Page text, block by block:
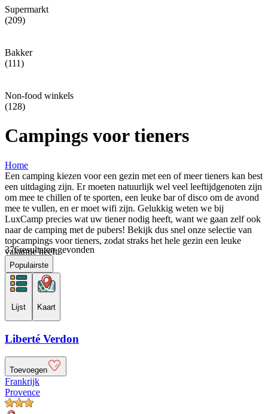
Supermarkt
(209)
Bakker
(111)
Non-food winkels
(128)
Campings voor tieners
Home
Een camping kiezen voor een gezin met een of meer tieners kan best
een uitdaging zijn. Er moeten natuurlijk wel veel leeftijdgenoten zijn
om mee te chillen of te sporten, een leuke bar of disco om de avond
mee te vullen, en er moet wifi zijn. Gelukkig weten we bij
LuxCamp precies wat uw tiener nodig heeft, want we gaan zelf ook
naar de camping met de pubers! Bekijk dus snel onze selectie van
topcampings voor tieners, zodat straks het hele gezin een leuke
vakantie heeft.
376resultaten gevonden
Populairste
Lijst Kaart
Liberté Verdon
Toevoegen
Frankrijk
Provence